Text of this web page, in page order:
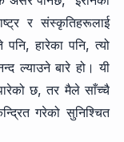
र संस्कृतिहरूलाई
हारेका पनि, त्यो
ल्याउने बारे हो। यी
छ, तर मैले साँच्चै
गरेको सुनिश्चित